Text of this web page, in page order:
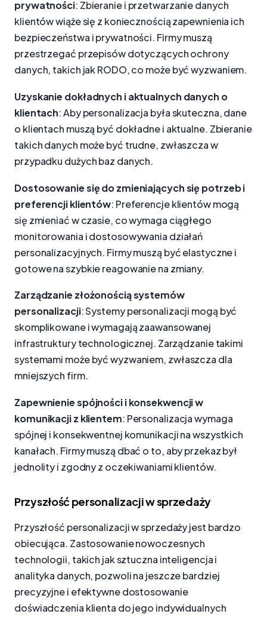
prywatności: Zbieranie i przetwarzanie danych
klientów wiąże się z koniecznością zapewnienia ich
bezpieczeństwa i prywatności. Firmy muszą
przestrzegać przepisów dotyczących ochrony
danych, takich jak RODO, co może być wyzwaniem.
Uzyskanie dokładnych i aktualnych danych o
klientach: Aby personalizacja była skuteczna, dane
o klientach muszą być dokładne i aktualne. Zbieranie
takich danych może być trudne, zwłaszcza w
przypadku dużych baz danych.
Dostosowanie się do zmieniających się potrzeb i
preferencji klientów: Preferencje klientów mogą
się zmieniać w czasie, co wymaga ciągłego
monitorowania i dostosowywania działań
personalizacyjnych. Firmy muszą być elastyczne i
gotowe na szybkie reagowanie na zmiany.
Zarządzanie złożonością systemów
personalizacji: Systemy personalizacji mogą być
skomplikowane i wymagają zaawansowanej
infrastruktury technologicznej. Zarządzanie takimi
systemami może być wyzwaniem, zwłaszcza dla
mniejszych firm.
Zapewnienie spójności i konsekwencji w
komunikacji z klientem: Personalizacja wymaga
spójnej i konsekwentnej komunikacji na wszystkich
kanałach. Firmy muszą dbać o to, aby przekaz był
jednolity i zgodny z oczekiwaniami klientów.
Przyszłość personalizacji w sprzedaży
Przyszłość personalizacji w sprzedaży jest bardzo
obiecująca. Zastosowanie nowoczesnych
technologii, takich jak sztuczna inteligencja i
analityka danych, pozwoli na jeszcze bardziej
precyzyjne i efektywne dostosowanie
doświadczenia klienta do jego indywidualnych